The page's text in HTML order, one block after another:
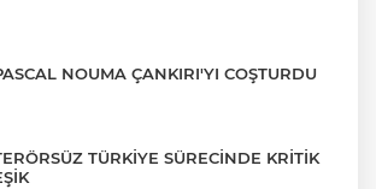
NOUMA ÇANKIRI'YI COŞTURDU
TÜRKİYE SÜRECİNDE KRİTİK